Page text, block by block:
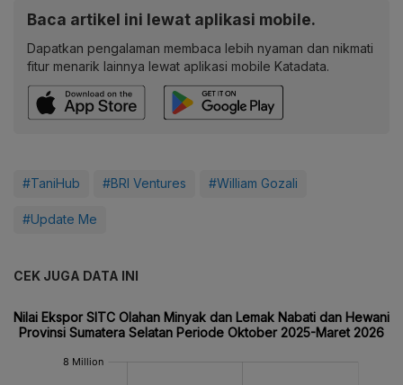
Baca artikel ini lewat aplikasi mobile.
Dapatkan pengalaman membaca lebih nyaman dan nikmati
fitur menarik lainnya lewat aplikasi mobile Katadata.
#TaniHub #BRI Ventures #William Gozali
#Update Me
CEK JUGA DATA INI